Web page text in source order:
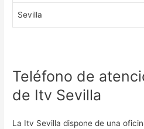
Sevilla
Teléfono de
de Itv Sevilla
La Itv Sevilla dispone de una